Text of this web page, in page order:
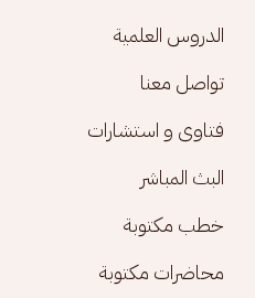
الدروس العلمية
تواصل معنا
فتاوى و استشارات
البث المباشر
خطب مكتوبة
محاضرات مكتوبة